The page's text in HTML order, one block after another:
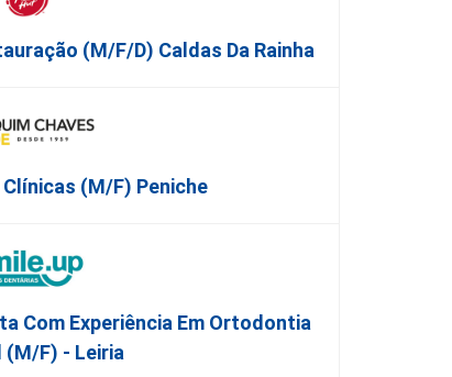
(m/f/d) Caldas Da Rainha
(M/F) Peniche
Com Experiência Em Ortodontia
(M/F) - Leiria